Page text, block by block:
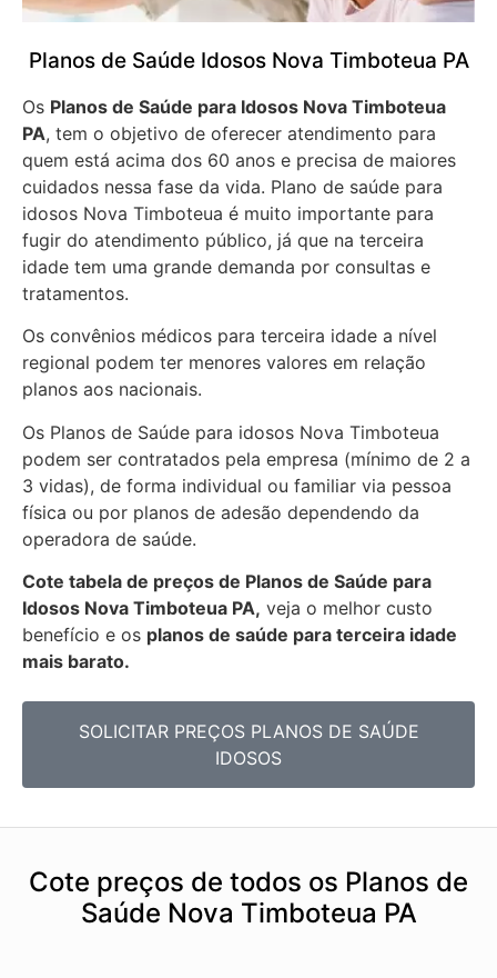
Planos de Saúde Idosos Nova Timboteua PA
Os Planos de Saúde para Idosos Nova Timboteua
PA, tem o objetivo de oferecer atendimento para
quem está acima dos 60 anos e precisa de maiores
cuidados nessa fase da vida. Plano de saúde para
idosos Nova Timboteua é muito importante para
fugir do atendimento público, já que na terceira
idade tem uma grande demanda por consultas e
tratamentos.
Os convênios médicos para terceira idade a nível
regional podem ter menores valores em relação
planos aos nacionais.
Os Planos de Saúde para idosos Nova Timboteua
podem ser contratados pela empresa (mínimo de 2 a
3 vidas), de forma individual ou familiar via pessoa
física ou por planos de adesão dependendo da
operadora de saúde.
Cote tabela de preços de Planos de Saúde para
Idosos Nova Timboteua PA, veja o melhor custo
benefício e os planos de saúde para terceira idade
mais barato.
SOLICITAR PREÇOS PLANOS DE SAÚDE
IDOSOS
Cote preços de todos os Planos de
Saúde Nova Timboteua PA